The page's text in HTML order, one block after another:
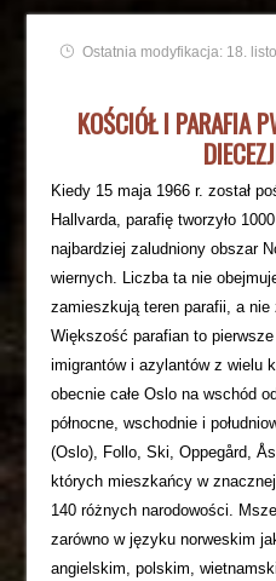
Ostatnia modyfikacja: 18.
KOŚCIÓŁ I PARAFIA
Kiedy 15 maja 1966 r. został
Hallvarda, parafię tworzyło
najbardziej zaludniony obszar
wiernych. Liczba ta nie
zamieszkują teren parafii, a
Większość parafian to
imigrantów i azylantów z wielu
obecnie całe Oslo na wschód
północne, wschodnie i
(Oslo), Follo, Ski, Oppegård,
których mieszkańcy w
140 różnych narodowości.
zarówno w języku norweskim
angielskim, polskim,